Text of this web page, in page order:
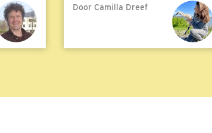
Lees meer
Door Camilla Dreef